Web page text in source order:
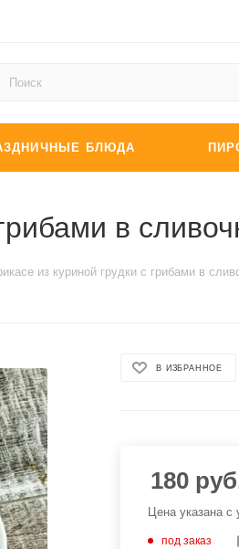
БЛЮДА
в
из куриной грудки с грибами в
В ИЗБРАННОЕ
180
Цена указана
под заказ